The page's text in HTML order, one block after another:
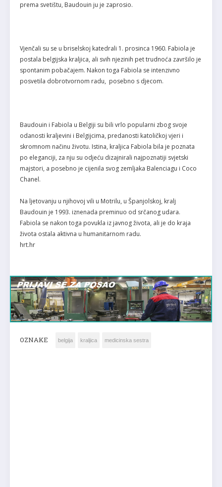
prema svetištu, Baudouin ju je zaprosio.
Vjenčali su se u briselskoj katedrali 1. prosinca 1960. Fabiola je
postala belgijska kraljica, ali svih njezinih pet trudnoća završilo je
spontanim pobačajem. Nakon toga Fabiola se intenzivno
posvetila dobrotvornom radu, posebno s djecom.
Baudouin i Fabiola u Belgiji su bili vrlo popularni zbog svoje
odanosti kraljevini i Belgijcima, predanosti katoličkoj vjeri i
skromnom načinu životu. Istina, kraljica Fabiola bila je poznata
po eleganciji, za nju su odjeću dizajnirali najpoznatiji svjetski
majstori, a posebno je cijenila svog zemljaka Balenciagu i Coco
Chanel.
Na ljetovanju u njihovoj vili u Motrilu, u Španjolskoj, kralj
Baudouin je 1993. iznenada preminuo od srčanog udara.
Fabiola se nakon toga povukla iz javnog života, ali je do kraja
života ostala aktivna u humanitarnom radu.
hrt.hr
OZNAKE belgija kraljica medicinska sestra